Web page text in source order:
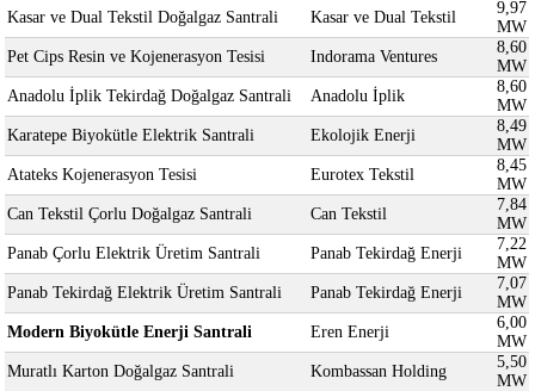
Kasar ve Dual Tekstil Doğalgaz Santrali Kasar ve Dual Tekstil
9,97
MW
Pet Cips Resin ve Kojenerasyon Tesisi
Indorama Ventures
8,60
MW
Anadolu İplik Tekirdağ Doğalgaz Santrali
Anadolu İplik
8,60
MW
Karatepe Biyokütle Elektrik Santrali
Ekolojik Enerji
8,49
MW
Atateks Kojenerasyon Tesisi
Eurotex Tekstil
8,45
MW
Can Tekstil Çorlu Doğalgaz Santrali
Can Tekstil
7,84
MW
Panab Çorlu Elektrik Üretim Santrali
Panab Tekirdağ Enerji
7,22
MW
Panab Tekirdağ Elektrik Üretim Santrali
Panab Tekirdağ Enerji
7,07
MW
Modern Biyokütle Enerji Santrali
Eren Enerji
6,00
MW
Muratlı Karton Doğalgaz Santrali
Kombassan Holding
5,50
MW